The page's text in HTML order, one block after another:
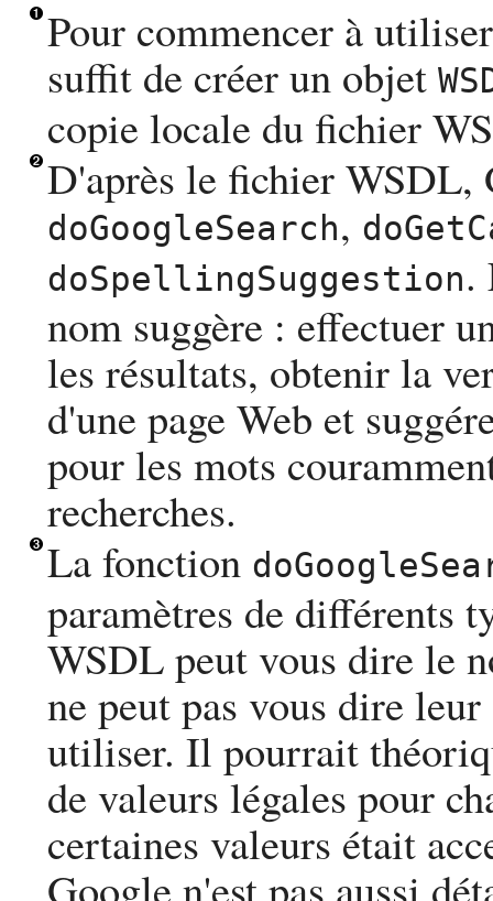
Pour commencer à
suffit de créer un objet
copie locale du fichier
D'après le fichierWSDL,
doGoogleSearch,
doSpellingSuggestion.
nom suggère : effectuer
les résultats, obtenir la
d'une page Web et
pour les mots
recherches.
La fonction
paramètres de différents
WSDLpeut vous dire le
ne peut pas vous dire
utiliser. Il pourrait
de valeurs légales pour
certaines valeurs était
Google n'est pas aussi